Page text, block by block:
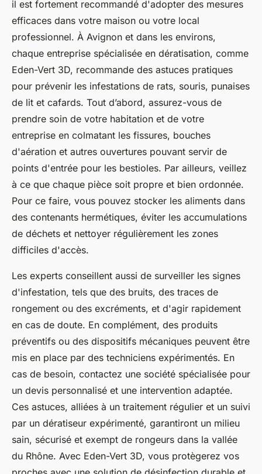
il est fortement recommandé d'adopter des mesures
efficaces dans votre maison ou votre local
professionnel. À Avignon et dans les environs,
chaque entreprise spécialisée en dératisation, comme
Eden-Vert 3D, recommande des astuces pratiques
pour prévenir les infestations de rats, souris, punaises
de lit et cafards. Tout d’abord, assurez-vous de
prendre soin de votre habitation et de votre
entreprise en colmatant les fissures, bouches
d'aération et autres ouvertures pouvant servir de
points d'entrée pour les bestioles. Par ailleurs, veillez
à ce que chaque pièce soit propre et bien ordonnée.
Pour ce faire, vous pouvez stocker les aliments dans
des contenants hermétiques, éviter les accumulations
de déchets et nettoyer régulièrement les zones
difficiles d'accès.
Les experts conseillent aussi de surveiller les signes
d'infestation, tels que des bruits, des traces de
rongement ou des excréments, et d'agir rapidement
en cas de doute. En complément, des produits
préventifs ou des dispositifs mécaniques peuvent être
mis en place par des techniciens expérimentés. En
cas de besoin, contactez une société spécialisée pour
un devis personnalisé et une intervention adaptée.
Ces astuces, alliées à un traitement régulier et un suivi
par un dératiseur expérimenté, garantiront un milieu
sain, sécurisé et exempt de rongeurs dans la vallée
du Rhône. Avec Eden-Vert 3D, vous protègerez vos